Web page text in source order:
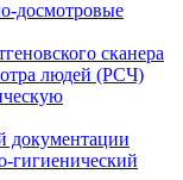
досмотровые
сканера
людей (РСЧ)
документации